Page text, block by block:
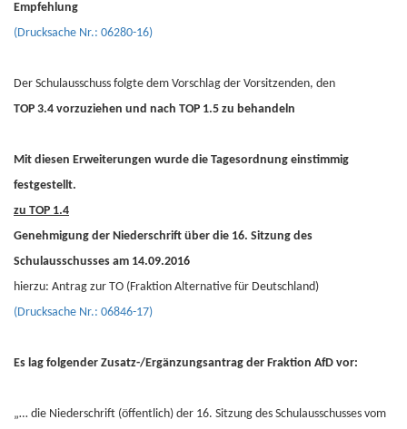
Empfehlung
(Drucksache Nr.: 06280-16)
Der Schulausschuss folgte dem Vorschlag der Vorsitzenden, den
TOP 3.4 vorzuziehen und nach TOP 1.5 zu behandeln
Mit diesen Erweiterungen wurde die Tagesordnung einstimmig
festgestellt.
zu TOP 1.4
Genehmigung der Niederschrift über die 16. Sitzung des
Schulausschusses am 14.09.2016
hierzu: Antrag zur TO (Fraktion Alternative für Deutschland)
(Drucksache Nr.: 06846-17)
Es lag folgender Zusatz-/Ergänzungsantrag der Fraktion AfD vor:
„… die Niederschrift (öffentlich) der 16. Sitzung des Schulausschusses vom